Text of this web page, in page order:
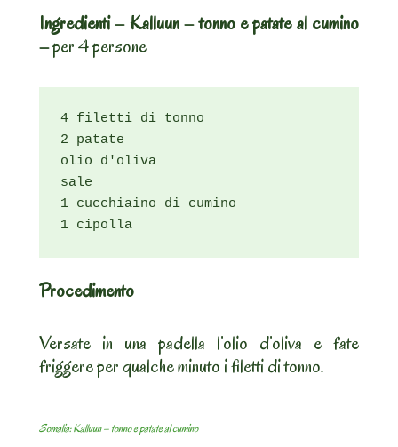
Ingredienti– Kalluun – tonno e patate al cumino
–per 4 persone
4 filetti di tonno
2 patate
olio d'oliva
sale
1 cucchiaino di cumino
1 cipolla
Procedimento
Versate in una padella l’olio d’oliva e fate
friggere per qualche minuto i filetti di tonno.
Somalia: Kalluun – tonno e patate al cumino